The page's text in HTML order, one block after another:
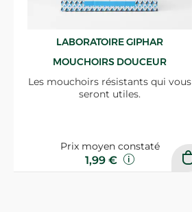
LABORATOIRE GIPHAR
MOUCHOIRS DOUCEUR
Les mouchoirs résistants qui vous
seront utiles.
Prix moyen constaté
1,99 €